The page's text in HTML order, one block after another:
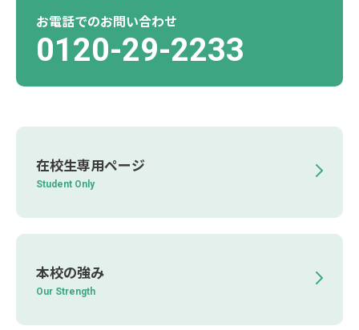
お電話でのお問い合わせ
0120-29-2233
在校生専用ページ
Student Only
本校の強み
Our Strength